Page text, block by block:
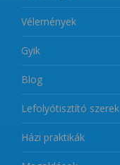
Vélemények
Gyik
Blog
Lefolyótisztító szerek
Házi praktikák